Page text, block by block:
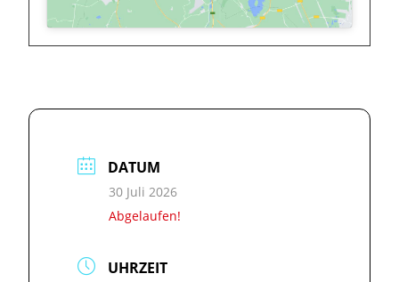
DATUM
30 Juli 2026
Abgelaufen!
UHRZEIT